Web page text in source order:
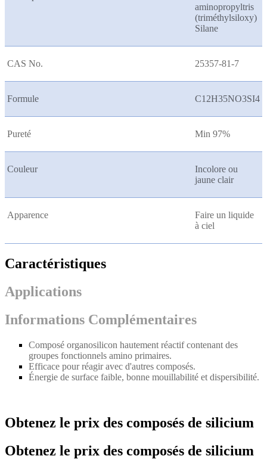
aminopropyltris
(triméthylsiloxy)
Silane
CAS No. 25357-81-7
Formule C12H35NO3SI4
Pureté Min 97%
Couleur
Incolore ou
jaune clair
Apparence
Faire un liquide
à ciel
Caractéristiques
Applications
Informations Complémentaires
Composé organosilicon hautement réactif contenant des
groupes fonctionnels amino primaires.
Efficace pour réagir avec d'autres composés.
Énergie de surface faible, bonne mouillabilité et dispersibilité.
Obtenez le prix des composés de silicium
Obtenez le prix des composés de silicium